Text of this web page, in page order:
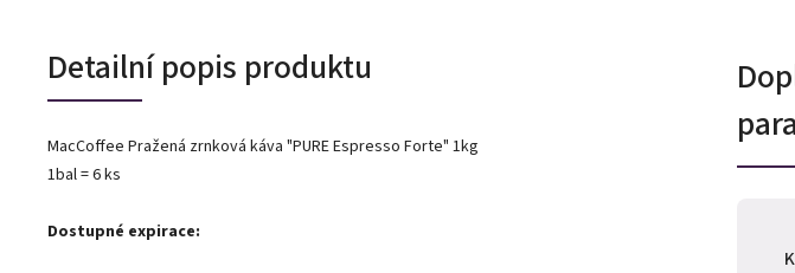
Detailní popis produktu
MacCoffee Pražená zrnková káva "PURE Espresso Forte" 1kg
1bal = 6 ks
Dostupné expirace: